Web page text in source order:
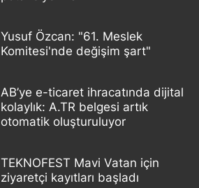
Yusuf Özcan: "61. Meslek
Komitesi'nde değişim şart"
AB’ye e-ticaret ihracatında dijital
kolaylık: A.TR belgesi artık
otomatik oluşturuluyor
TEKNOFEST Mavi Vatan için
ziyaretçi kayıtları başladı